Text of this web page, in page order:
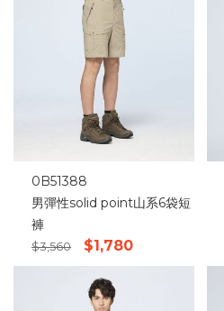
0B51388
男彈性solid point山系6袋短
褲
$3,560 $1,780